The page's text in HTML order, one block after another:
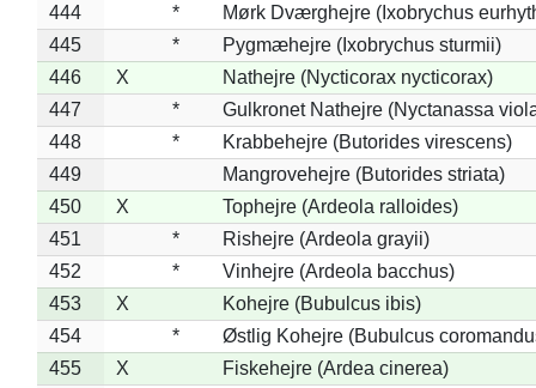
444
*
Mørk Dværghejre (Ixobrychus
445
*
Pygmæhejre (Ixobrychus sturmii)
446
X
Nathejre (Nycticorax nycticorax)
447
*
Gulkronet Nathejre (Nyctanassa
448
*
Krabbehejre (Butorides virescens)
449
Mangrovehejre (Butorides striata)
450
X
Tophejre (Ardeola ralloides)
451
*
Rishejre (Ardeola grayii)
452
*
Vinhejre (Ardeola bacchus)
453
X
Kohejre (Bubulcus ibis)
454
*
Østlig Kohejre (Bubulcus
455
X
Fiskehejre (Ardea cinerea)